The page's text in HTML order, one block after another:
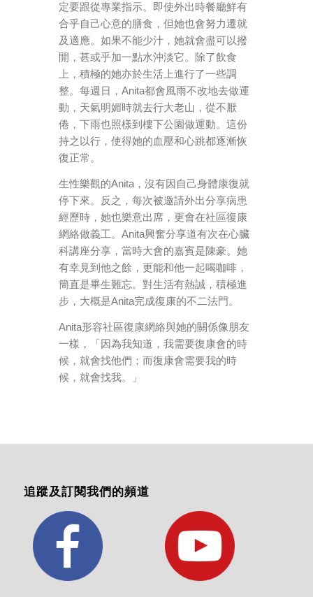
定要跟從專業指示。即使外出時餐廳鮮有
合乎自己心意的膳食，但她也會努力遷就
及適應。如果不能少汁，她就會盡可以撥
開，甚或乎加一點水沖淡它。除了飲食
上，積極的她亦於生活上進行了一些調
整。每週日，Anita都會風雨不改地去做運
動，天氣明媚時就去行大老山，從不厭
倦，下雨也照樣到樓下公園做運動。這份
持之以行，使得她的血壓和心跳都逐漸恢
復正常。
生性樂觀的Anita，沒有因自己身體康復就
停下來。反之，每次被邀請外出分享病患
經歷時，她也樂意出席，更會在社區復康
網絡做義工。Anita興奮分享道有次在心臟
科講座分享，當時大會的嘉賓是陳豪。她
有幸見到他之餘，更能和他一起喝咖啡，
簡直是畢生難忘。對生活有熱誠，積極進
步，大概是Anita完成復康的不二法門。
Anita形容社區復康網絡與她的關係像朋友
一樣，
「因為我知道，我需要復康會的時
候，就會找他們；而復康會需要我的時
候，就會找我。」
追蹤及訂閱我們的頻道